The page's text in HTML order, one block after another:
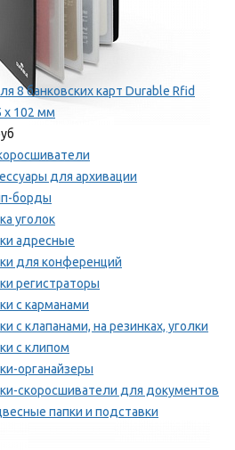
8 банковских карт Durable Rfid
х 102 мм
для архивации
борды
уголок
адресные
для конференций
регистраторы
с карманами
с клапанами, на резинках, уголки
с клипом
органайзеры
скоросшиватели для документов
папки и подставки